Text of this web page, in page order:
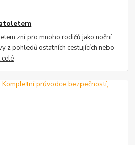
zní pro mnoho rodičů jako noční
z pohledů ostatních cestujících nebo
celé